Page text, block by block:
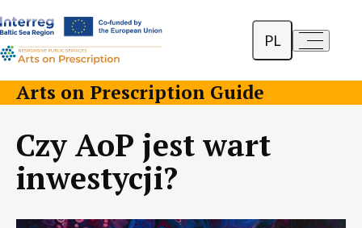
a- a+
PL
English
Lietuvių
Arts on Prescription Guide
Czy AoP jest wart
inwestycji?